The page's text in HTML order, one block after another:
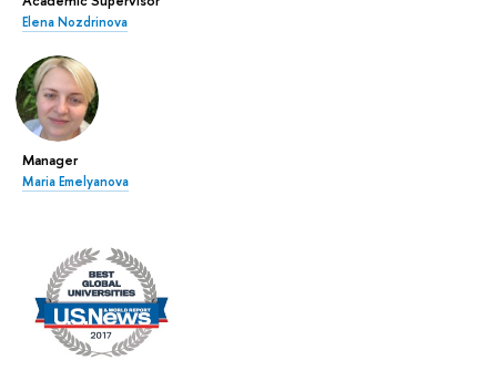
Elena Nozdrinova
Manager
Maria Emelyanova